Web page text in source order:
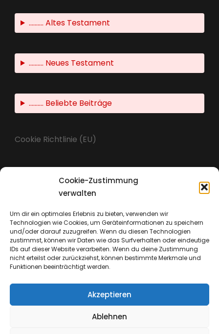
Cookie-Zustimmung
verwalten
Um dir ein optimales Erlebnis zu bieten, verwenden wir
Technologien wie Cookies, um Geräteinformationen zu speichern
und/oder darauf zuzugreifen. Wenn du diesen Technologien
zustimmst, können wir Daten wie das Surfverhalten oder eindeutige
IDs auf dieser Website verarbeiten. Wenn du deine Zustimmung
nicht erteilst oder zurückziehst, können bestimmte Merkmale und
Funktionen beeinträchtigt werden.
Akzeptieren
Ablehnen
.......... Altes Testament
.......... Neues Testament
.......... Beliebte Beiträge
Cookie Richtlinie (EU)
Datenschutz